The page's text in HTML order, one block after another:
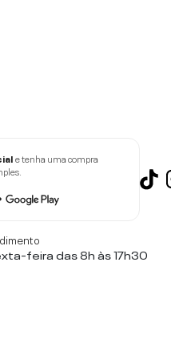
e tenha uma compra
feira das 8h às 17h30